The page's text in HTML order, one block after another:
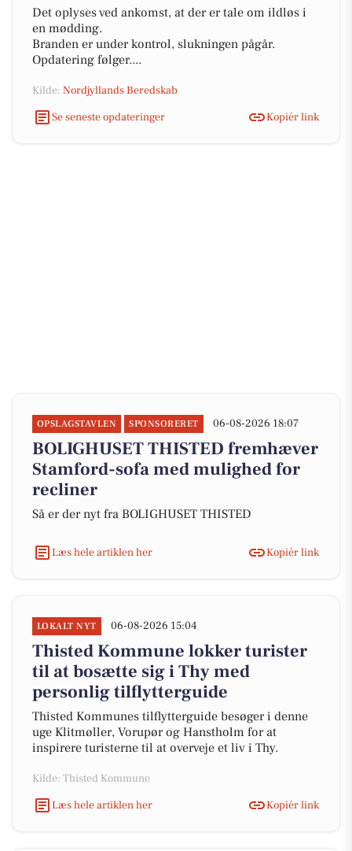
Det oplyses ved ankomst, at der er tale om ildløs i
en mødding.
Branden er under kontrol, slukningen pågår.
Opdatering følger....
Kilde: Nordjyllands Beredskab
Se seneste opdateringer
Kopiér link
OPSLAGSTAVLEN SPONSORERET 06-08-2026 18:07
BOLIGHUSET THISTED fremhæver
Stamford-sofa med mulighed for
recliner
Så er der nyt fra BOLIGHUSET THISTED
Læs hele artiklen her Kopiér link
LOKALT NYT 06-08-2026 15:04
Thisted Kommune lokker turister
til at bosætte sig i Thy med
personlig tilflytterguide
Thisted Kommunes tilflytterguide besøger i denne
uge Klitmøller, Vorupør og Hanstholm for at
inspirere turisterne til at overveje et liv i Thy.
Kilde: Thisted Kommune
Læs hele artiklen her
Kopiér link